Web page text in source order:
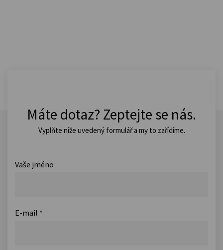
Máte dotaz? Zeptejte se nás.
Vyplňte níže uvedený formulář a my to zařídíme.
Vaše jméno
E-mail *